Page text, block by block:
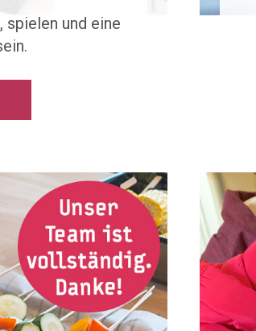
spielen und eine